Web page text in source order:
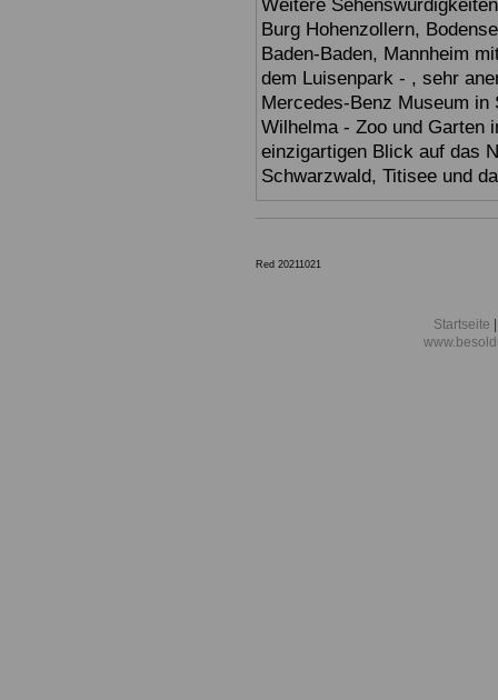
Weitere
Burg Hohenzollern,
Baden-Baden, Mannheim
dem Luisenpark - , sehr
Mercedes-Benz Museum
Wilhelma - Zoo und Garten
einzigartigen Blick auf das
Schwarzwald, Titisee und
Red 20211021
Startseite